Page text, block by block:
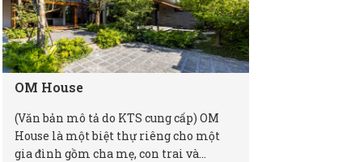
OM House
(Văn bản mô tả do KTS cung cấp) OM
House là một biệt thự riêng cho một
gia đình gồm cha mẹ, con trai và...